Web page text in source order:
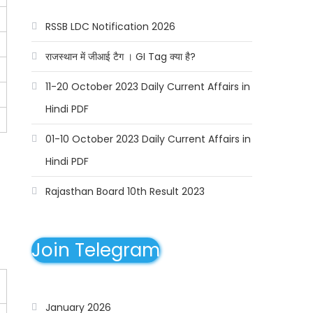
RSSB LDC Notification 2026
राजस्थान में जीआई टैग । GI Tag क्या है?
11-20 October 2023 Daily Current Affairs in
Hindi PDF
01-10 October 2023 Daily Current Affairs in
Hindi PDF
Rajasthan Board 10th Result 2023
Join Telegram
January 2026